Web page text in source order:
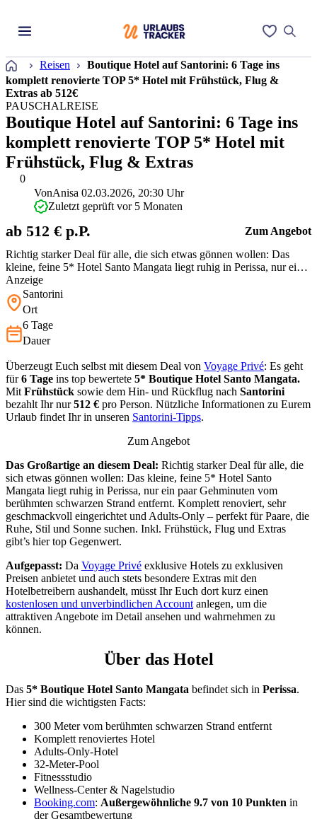
Startseite
Reisen
Boutique Hotel auf Santorini: 6 Tage ins
komplett renovierte TOP 5* Hotel mit Frühstück, Flug &
Extras ab 512€
0
PAUSCHALREISE
Boutique Hotel auf Santorini: 6 Tage ins
komplett renovierte TOP 5* Hotel mit
Frühstück, Flug & Extras
Richtig starker Deal für alle, die sich etwas gönnen wollen: Das
kleine, feine 5* Hotel Santo Mangata liegt ruhig in Perissa, nur ein
paar Gehminuten vom berühmten schwarzen Strand entfernt.
Komplett renoviert, sehr geschmackvoll eingerichtet und Adults-
Only – perfekt für Paare, die Ruhe, Stil und Sonne suchen. Inkl.
VonAnisa 02.03.2026, 20:30 Uhr
Zuletzt geprüft vor 5 Monaten
ab 512 € p.P. Zum Angebot
Anzeige
Santorini
Ort
6 Tage
Dauer
Überzeugt Euch selbst mit diesem Deal von Voyage Privé: Es geht
für6 Tage ins top bewertete 5* Boutique Hotel Santo Mangata.
Mit Frühstück sowie dem Hin- und Rückflug nach Santorini
bezahlt Ihr nur512 € pro Person. Nützliche Informationen zu Eurem
Urlaub findet Ihr in unseren Santorini-Tipps.
Zum Angebot
Das Großartige an diesem Deal: Richtig starker Deal für alle, die
sich etwas gönnen wollen: Das kleine, feine 5* Hotel Santo
Mangata liegt ruhig in Perissa, nur ein paar Gehminuten vom
berühmten schwarzen Strand entfernt. Komplett renoviert, sehr
geschmackvoll eingerichtet und Adults-Only – perfekt für Paare, die
Ruhe, Stil und Sonne suchen. Inkl. Frühstück, Flug und Extras
gibt’s hier top Gegenwert.
Aufgepasst: Da Voyage Privé exklusive Hotels zu exklusiven
Preisen anbietet und auch stets besondere Extras mit den
Hotelbetreibern aushandelt, müsst Ihr Euch dort kurz einen
kostenlosen und unverbindlichen Account anlegen, um die
attraktiven Angebote im Detail ansehen und wahrnehmen zu
können.
Über das Hotel
Das 5* Boutique Hotel Santo Mangata befindet sich in Perissa.
Hier sind die wichtigsten Facts:
300 Meter vom berühmten schwarzen Strand entfernt
Komplett renoviertes Hotel
Adults-Only-Hotel
32-Meter-Pool
Fitnessstudio
Wellness-Center & Nagelstudio
Booking.com: Außergewöhnliche 9.7 von 10 Punkten in
der Gesamtbewertung